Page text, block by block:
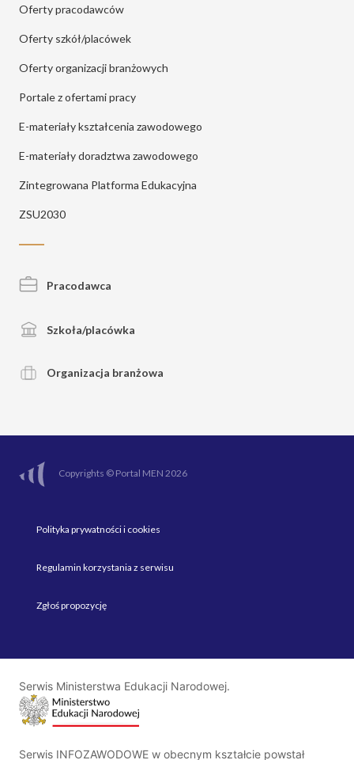
Oferty pracodawców
Oferty szkół/placówek
Oferty organizacji branżowych
Portale z ofertami pracy
E-materiały kształcenia zawodowego
E-materiały doradztwa zawodowego
Zintegrowana Platforma Edukacyjna
ZSU2030
Pracodawca
Szkoła/placówka
Organizacja branżowa
Copyrights © Portal MEN 2026
Polityka prywatności i cookies
Regulamin korzystania z serwisu
Zgłoś propozycję
Serwis Ministerstwa Edukacji Narodowej.
Serwis INFOZAWODOWE w obecnym kształcie powstał